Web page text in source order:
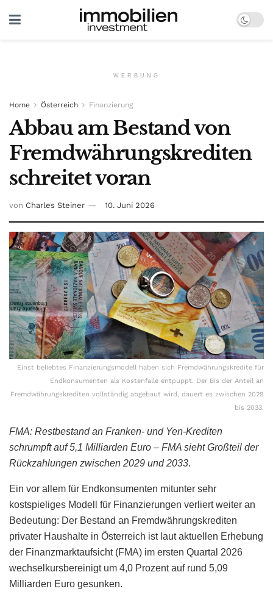
WERBUNG
Home Österreich Finanzierung
Abbau am Bestand von
Fremdwährungskrediten
schreitet voran
von Charles Steiner 10. Juni 2026
Einst beliebtes Finanzierungsmodell haben sich Fremdwährungskredite für
Endkonsumenten als Kostenfalle entpuppt. Der Bis der Anteil an
Fremdwährungskrediten vollständig abgebaut wird, dauert es zwischen 2029
bis 2033.
FMA: Restbestand an Franken- und Yen-Krediten
schrumpft auf 5,1 Milliarden Euro – FMA sieht Großteil der
Rückzahlungen zwischen 2029 und 2033.
Ein vor allem für Endkonsumenten mitunter sehr
kostspieliges Modell für Finanzierungen verliert weiter an
Bedeutung: Der Bestand an Fremdwährungskrediten
privater Haushalte in Österreich ist laut aktuellen Erhebung
der Finanzmarktaufsicht (FMA) im ersten Quartal 2026
wechselkursbereinigt um 4,0 Prozent auf rund 5,09
Milliarden Euro gesunken.